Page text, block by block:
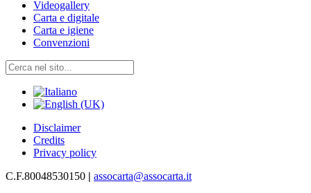
Videogallery
Carta e digitale
Carta e igiene
Convenzioni
Disclaimer
Credits
Privacy policy
C.F.80048530150 | assocarta@assocarta.it